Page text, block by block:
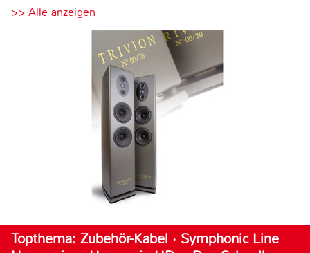
>> Alle anzeigen
Topthema: Zubehör-Kabel · Symphonic Line